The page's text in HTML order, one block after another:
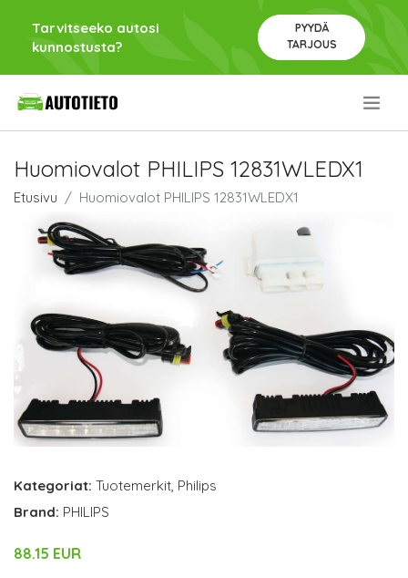
Tarvitseeko autosi
kunnostusta?
PYYDÄ
TARJOUS
Huomiovalot PHILIPS 12831WLEDX1
Etusivu Huomiovalot PHILIPS 12831WLEDX1
Kategoriat: Tuotemerkit Philips
Brand: PHILIPS
88.15 EUR